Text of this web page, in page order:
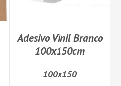
Adesivo Vinil Branco
100x150cm
100x150